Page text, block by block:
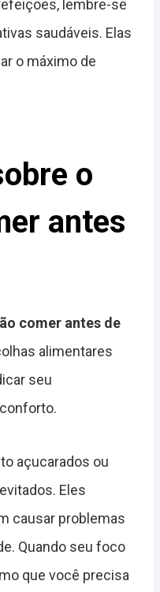
lembre-se
saudáveis. Elas
o máximo de
o
antes
comer antes de
alimentares
seu
açucarados ou
Eles
causar problemas
Quando seu foco
que você precisa